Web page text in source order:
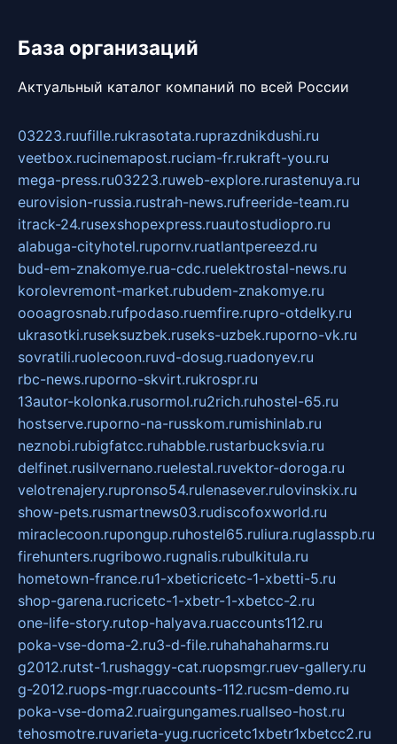
База организаций
Актуальный каталог компаний по всей России
03223.ruufille.rukrasotata.ruprazdnikdushi.ru
veetbox.rucinemapost.ruciam-fr.rukraft-you.ru
mega-press.ru03223.ruweb-explore.rurastenuya.ru
eurovision-russia.rustrah-news.rufreeride-team.ru
itrack-24.rusexshopexpress.ruautostudiopro.ru
alabuga-cityhotel.rupornv.ruatlantpereezd.ru
bud-em-znakomye.rua-cdc.ruelektrostal-news.ru
korolevremont-market.rubudem-znakomye.ru
oooagrosnab.rufpodaso.ruemfire.rupro-otdelky.ru
ukrasotki.ruseksuzbek.ruseks-uzbek.ruporno-vk.ru
sovratili.ruolecoon.ruvd-dosug.ruadonyev.ru
rbc-news.ruporno-skvirt.rukrospr.ru
13autor-kolonka.rusormol.ru2rich.ruhostel-65.ru
hostserve.ruporno-na-russkom.rumishinlab.ru
neznobi.rubigfatcc.ruhabble.rustarbucksvia.ru
delfinet.rusilvernano.ruelestal.ruvektor-doroga.ru
velotrenajery.rupronso54.rulenasever.rulovinskix.ru
show-pets.rusmartnews03.rudiscofoxworld.ru
miraclecoon.rupongup.ruhostel65.ruliura.ruglasspb.ru
firehunters.rugribowo.rugnalis.rubulkitula.ru
hometown-france.ru1-xbeticricetc-1-xbetti-5.ru
shop-garena.rucricetc-1-xbetr-1-xbetcc-2.ru
one-life-story.rutop-halyava.ruaccounts112.ru
poka-vse-doma-2.ru3-d-file.ruhahahaharms.ru
g2012.rutst-1.rushaggy-cat.ruopsmgr.ruev-gallery.ru
g-2012.ruops-mgr.ruaccounts-112.rucsm-demo.ru
poka-vse-doma2.ruairgungames.ruallseo-host.ru
tehosmotre.ruvarieta-yug.rucricetc1xbetr1xbetcc2.ru